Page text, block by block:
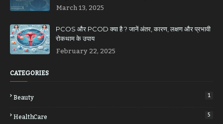
March 13, 2025
PCOS और PCOD क्या है ? जानें अंतर, कारण, लक्षण और प्रभावी
रोकथाम के उपाय
February 22, 2025
CATEGORIES
Beauty 1
HealthCare 5